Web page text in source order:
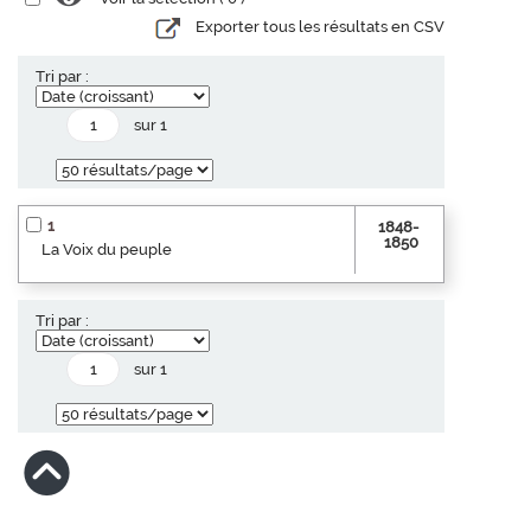
Exporter tous les résultats en CSV
Tri par :
sur 1
1
La Voix du peuple
1848-
1850
Tri par :
sur 1